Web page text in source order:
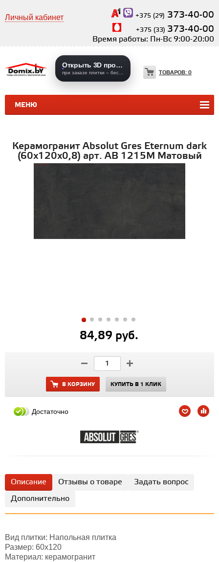
Личный кабинет +375 (29) 373-40-00
+375 (33) 373-40-00
Время работы: Пн-Вс 9:00-20:00
МЕНЮ
Открыть 3D проекты
ТОВАРОВ: 0
КЕРАМИЧЕСКАЯ ПЛИТКА
Керамогранит Absolut Gres Eternum dark
(60x120х0,8) арт. AB 1215M Матовый
84,89 руб.
В КОРЗИНУ КУПИТЬ В 1 КЛИК
Достаточно
Описание Отзывы о товаре
Задать вопрос
Дополнительно
Вид плитки: Напольная плитка
Размер: 60x120
Материал: керамогранит